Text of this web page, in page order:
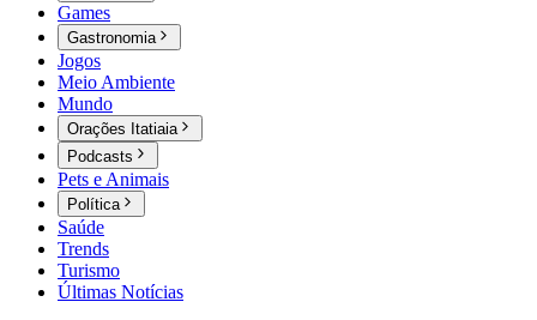
Games
Gastronomia
Jogos
Meio Ambiente
Mundo
Orações Itatiaia
Podcasts
Pets e Animais
Política
Saúde
Trends
Turismo
Últimas Notícias